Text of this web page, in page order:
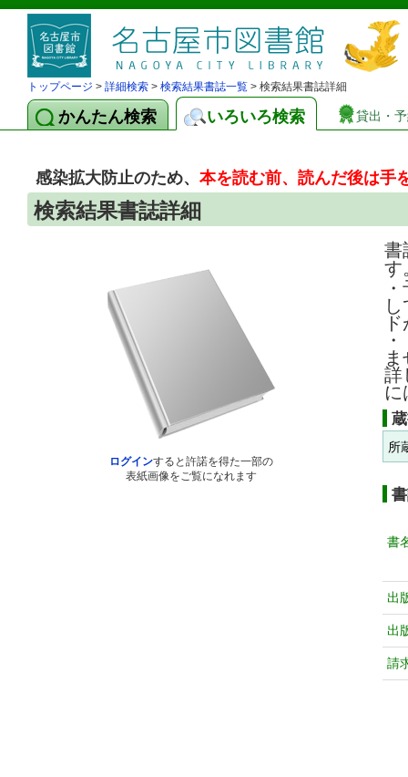
トップページ > 詳細検索 > 検索結果書誌一覧 > 検索結果書誌詳細
かんたん検索 いろいろ検索 貸出・
感染拡大防止のため、本を読む前、読んだ後は手
検索結果書誌詳細
ログインすると許諾を得た一部の
表紙画像をご覧になれます
書
す
詳
に
所
書
出
出
請